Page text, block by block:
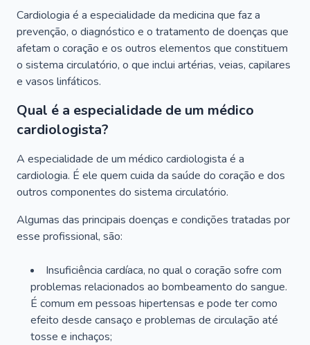
Cardiologia é a especialidade da medicina que faz a
prevenção, o diagnóstico e o tratamento de doenças que
afetam o coração e os outros elementos que constituem
o sistema circulatório, o que inclui artérias, veias, capilares
e vasos linfáticos.
Qual é a especialidade de um médico
cardiologista?
A especialidade de um médico cardiologista é a
cardiologia. É ele quem cuida da saúde do coração e dos
outros componentes do sistema circulatório.
Algumas das principais doenças e condições tratadas por
esse profissional, são:
Insuficiência cardíaca, no qual o coração sofre com
problemas relacionados ao bombeamento do sangue.
É comum em pessoas hipertensas e pode ter como
efeito desde cansaço e problemas de circulação até
tosse e inchaços;